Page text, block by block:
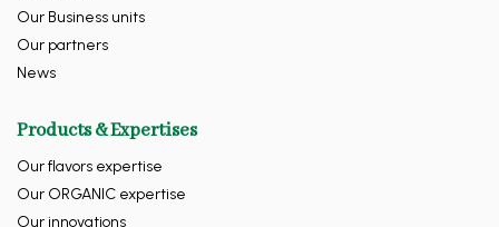
Our Business units
Our partners
News
Products & Expertises
Our flavors expertise
Our ORGANIC expertise
Our innovations